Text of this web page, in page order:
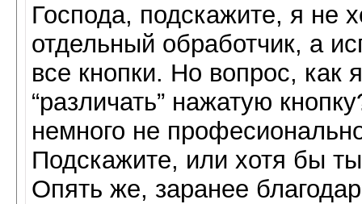
Господа, подскажите, я не
отдельный обработчик, а
все кнопки. Но вопрос, как
“различать” нажатую
немного не
Подскажите, или хотя бы
Опять же, заранее